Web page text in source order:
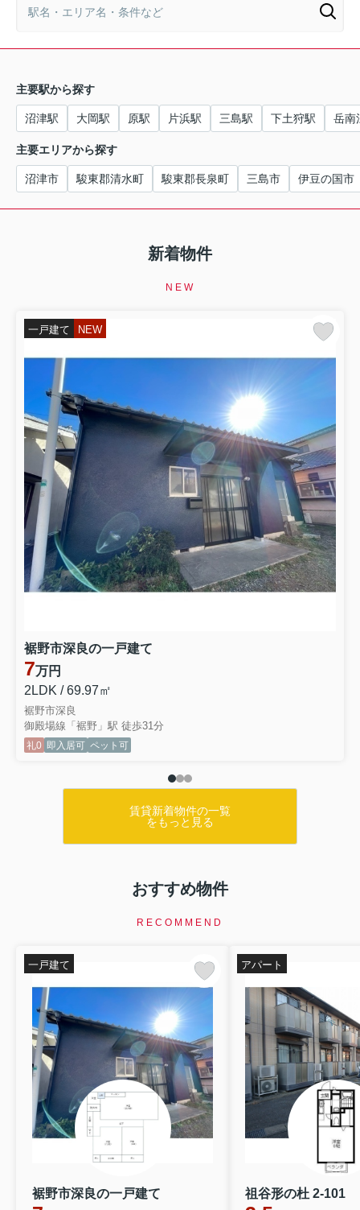
主要駅から探す
沼津駅 大岡駅 原駅 片浜駅 三島駅 下土狩駅 岳南
主要エリアから探す
沼津市 駿東郡清水町 駿東郡長泉町 三島市 伊豆の国市
新着物件
NEW
一戸建て NEW
裾野市深良の一戸建て
7万円
2LDK / 69.97㎡
裾野市深良
御殿場線「裾野」駅 徒歩31分
礼0 即入居可 ペット可
賃貸新着物件の一覧
をもっと見る
おすすめ物件
RECOMMEND
裾野市深良の一戸建て
一戸建て
祖谷形の杜 2-101
アパート